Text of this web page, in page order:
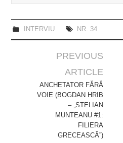
INTERVIU NR. 34
navigation
PREVIOUS
ARTICLE
ANCHETATOR FĂRĂ
VOIE (BOGDAN HRIB
– „STELIAN
MUNTEANU #1:
FILIERA
GRECEASCĂ”)